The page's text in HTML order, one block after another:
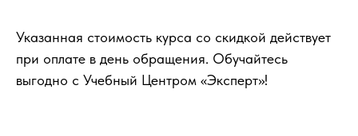
Указанная стоимость курса со скидкой действует
при оплате в день обращения. Обучайтесь
выгодно с Учебный Центром «Эксперт»!